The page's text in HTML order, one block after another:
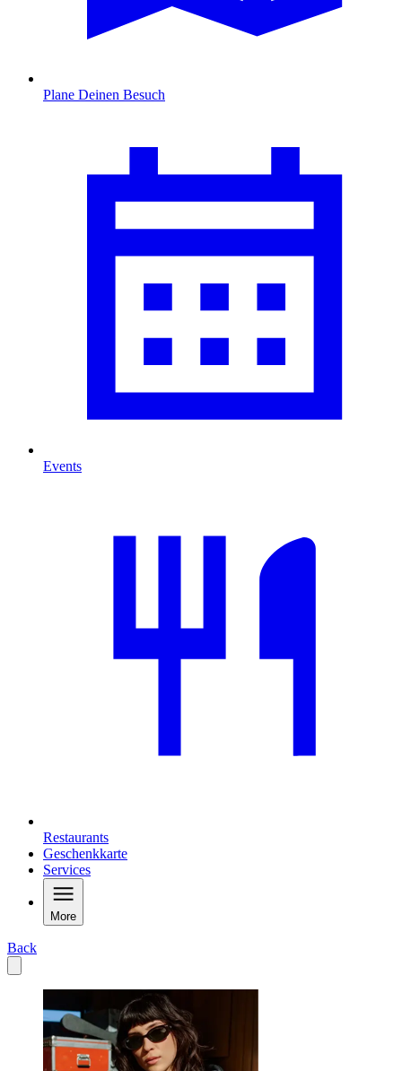
Plane Deinen Besuch
Events
Restaurants
Geschenkkarte
Services
More
Back